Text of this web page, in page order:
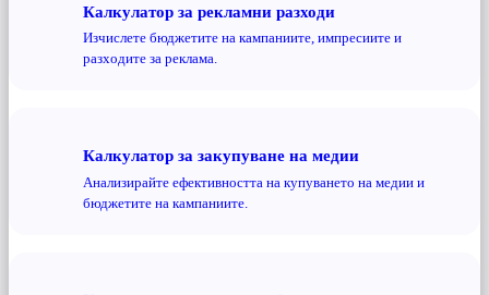
Калкулатор за рекламни разходи
Изчислете бюджетите на кампаниите, импресиите и
разходите за реклама.
Калкулатор за закупуване на медии
Анализирайте ефективността на купуването на медии и
бюджетите на кампаниите.